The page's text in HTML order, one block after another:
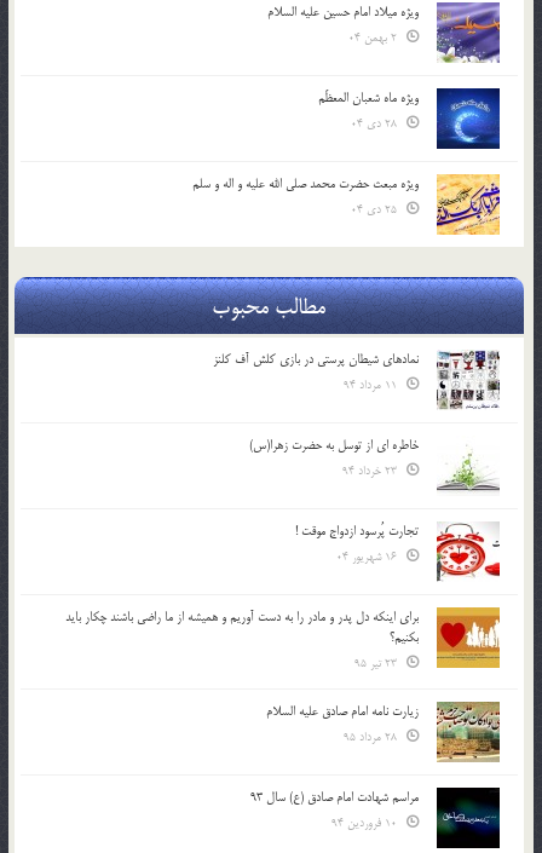
ویژه میلاد امام حسین علیه السلام
ویژه ماه شعبان المعظّم
ویژه مبعث حضرت محمد صلی الله علیه و اله و سلم
مطالب محبوب
نمادهای شیطان پرستی در بازی کلش آف کلنز
خاطره ای از توسل به حضرت زهرا(س)
تجارت پُرسود ازدواج موقت !
براي اينكه دل پدر و مادر را به دست آوريم و هميشه از ما راضي باشند چكار بايد
بكنيم؟
زیارت نامه امام صادق علیه السلام
مراسم شهادت امام صادق (ع) سال 93